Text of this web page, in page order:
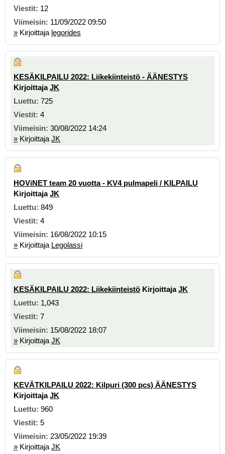
12
11/09/2022 09:50
» Kirjoittaja legorides
KESÄKILPAILU 2022: Liikekiinteistö - ÄÄNESTYS
KirjoittajaJK
725
4
30/08/2022 14:24
» Kirjoittaja JK
HOViNET team 20 vuotta - KV4 pulmapeli / KILPAILU
KirjoittajaJK
849
4
16/08/2022 10:15
» Kirjoittaja Legolassi
KESÄKILPAILU 2022: Liikekiinteistö KirjoittajaJK
1,043
7
15/08/2022 18:07
» Kirjoittaja JK
KEVÄTKILPAILU 2022: Kilpuri (300 pcs) ÄÄNESTYS
KirjoittajaJK
960
5
23/05/2022 19:39
» Kirjoittaja JK